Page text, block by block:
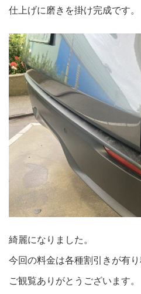
仕上げに磨きを掛け完成です。
綺麗になりました。
今回の料金は各種割引きが有り
ご観覧ありがとうございます。